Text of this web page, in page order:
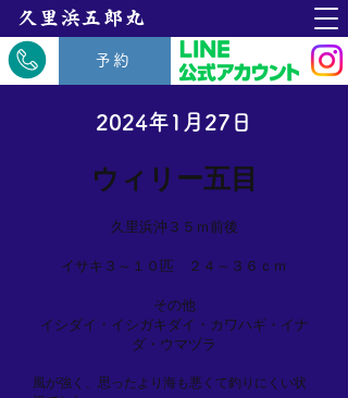
​久里浜五郎丸
予約
2024年1月27日
ウィリー五目
久里浜沖３５ｍ前後
イサキ３～１０匹 ２４～３６ｃｍ
その他
イシダイ・イシガキダイ・カワハギ・イナ
ダ・ウマヅラ
風が強く、思ったより海も悪くて釣りにくい状